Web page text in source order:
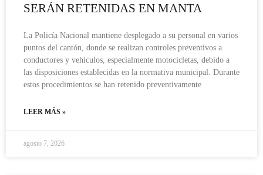
SERÁN RETENIDAS EN MANTA
La Policía Nacional mantiene desplegado a su personal en varios
puntos del cantón, donde se realizan controles preventivos a
conductores y vehículos, especialmente motocicletas, debido a
las disposiciones establecidas en la normativa municipal. Durante
estos procedimientos se han retenido preventivamente
LEER MÁS »
agosto 7, 2026